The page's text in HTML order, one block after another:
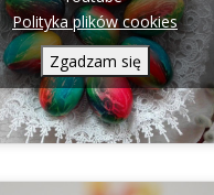
Polityka plików cookies
Zgadzam się